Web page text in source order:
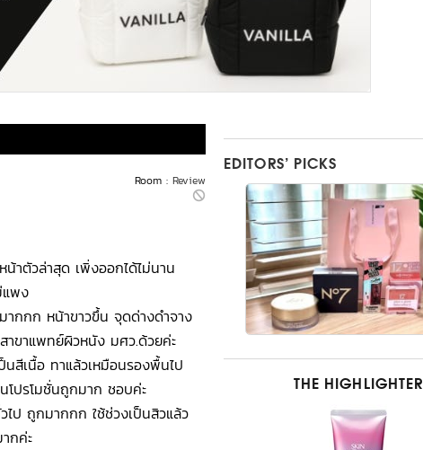
Room : Review
าตัวล่าสุด เพิ่งออกได้ไม่นาน
แพง
กกก หน้าขาวขึ้น จุดด่างดำจาง
ขาแพทย์ผิวหนัง มศว.ด้วยค่ะ
สีเนื้อ ทาแล้วเหมือนรองพื้นไป
ปรโมชั่นถูกมาก ชอบค่ะ
ไป ถูกมากกก ใช้ช่วงเป็นสิวแล้ว
กค่ะ
EDITORS’ PICKS
THE HIGHLIGHTER